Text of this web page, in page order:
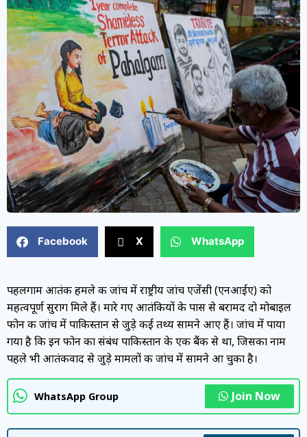
Facebook X WhatsApp
पहलगाम आतंकी हमले की जांच में राष्ट्रीय जांच एजेंसी (एनआईए) को
महत्वपूर्ण सुराग मिले हैं। मारे गए आतंकियों के पास से बरामद दो मोबाइल
फोन की जांच में पाकिस्तान से जुड़े कई तथ्य सामने आए हैं। जांच में पाया
गया है कि इन फोन का संबंध पाकिस्तान के एक बैंक से था, जिसका नाम
पहले भी आतंकवाद से जुड़े मामलों की जांच में सामने आ चुका है।
WhatsApp Group Join Now